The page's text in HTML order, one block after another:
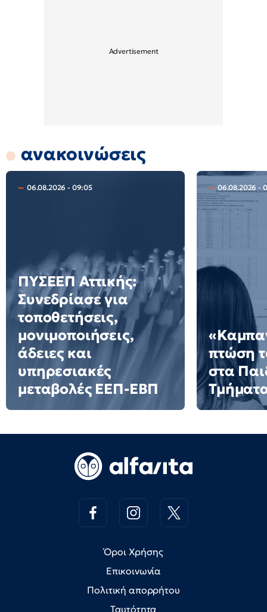
ανακοινώσεις
06.08.2026 - 09:05
ΠΥΣΕΕΠ Αττικής:
Συνεδρίασε για
τοποθετήσεις,
μονιμοποιήσεις,
άδειες και
υπηρεσιακές
μεταβολές ΕΕΠ-ΕΒΠ
06.08.2026 -
πτώση
στα
Όροι Χρήσης
Επικοινωνία
Πολιτική απορρήτου
Ταυτότητα